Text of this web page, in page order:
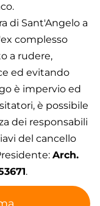
di Sant'Angelo a
complesso
a rudere,
ed evitando
è impervio ed
è possibile
dei responsabili
del cancello
Arch.
.